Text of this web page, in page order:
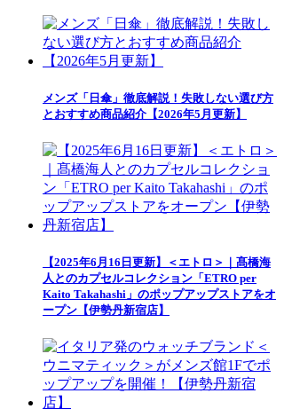
メンズ「日傘」徹底解説！失敗しない選び方
とおすすめ商品紹介【2026年5月更新】
【2025年6月16日更新】＜エトロ＞｜髙橋海
人とのカプセルコレクション「ETRO per
Kaito Takahashi」のポップアップストアをオ
ープン【伊勢丹新宿店】